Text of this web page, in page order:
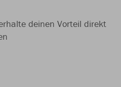
deinen Vorteil direkt